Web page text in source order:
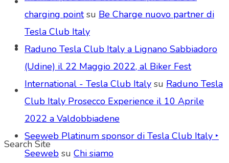
Search Site
charging pointsu Be Charge nuovo partner di
Tesla Club Italy
Raduno Tesla Club Italy a Lignano Sabbiadoro
(Udine) il 22 Maggio 2022, al Biker Fest
International - Tesla Club Italy su Raduno Tesla
Club Italy Prosecco Experience il 10 Aprile
2022 a Valdobbiadene
Seeweb Platinum sponsor di Tesla Club Italy ‣
Seeweb su Chi siamo